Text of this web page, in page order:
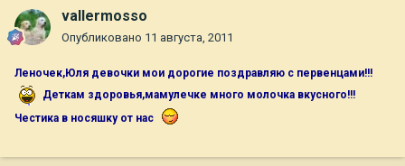
vallermosso
Опубликовано 11 августа, 2011
Леночек,Юля девочки мои дорогие поздравляю с первенцами!!!
Деткам здоровья,мамулечке много молочка вкусного!!!
Честика в носяшку от нас